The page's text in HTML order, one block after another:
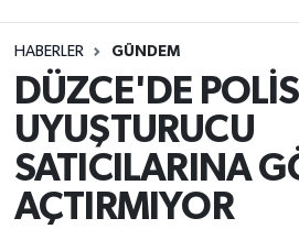
HABERLER GÜNDEM
DÜZCE'DE POLİS
UYUŞTURUCU
SATICILARINA
AÇTIRMIYOR
Gizlilik Sözleşmesi
İletişim
Künye
Video Galeri
Akçakoca Hava Durumu
Akçakoca Trafik Yoğunluk
Süper Lig Puan Durumu ve
Tüm Manşetler